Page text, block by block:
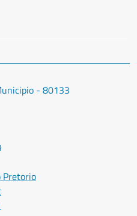
- 80133
Pretorio